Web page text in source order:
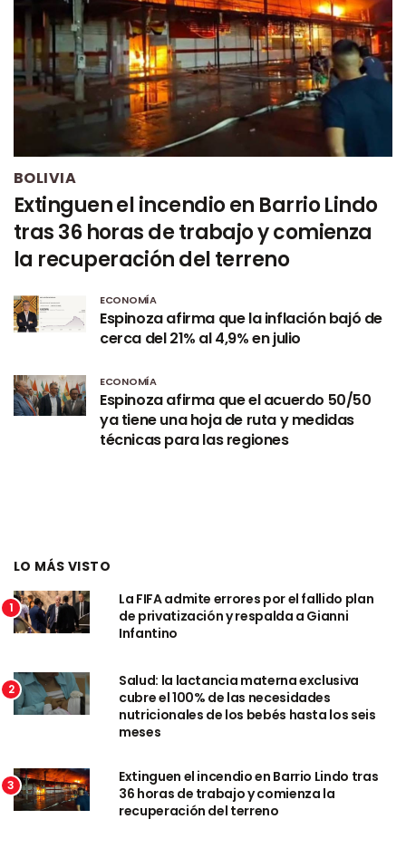
BOLIVIA
Extinguen el incendio en Barrio Lindo
tras 36 horas de trabajo y comienza
la recuperación del terreno
ECONOMÍA
Espinoza afirma que la inflación bajó de
cerca del 21% al 4,9% en julio
ECONOMÍA
Espinoza afirma que el acuerdo 50/50
ya tiene una hoja de ruta y medidas
técnicas para las regiones
LO MÁS VISTO
1
La FIFA admite errores por el fallido plan
de privatización y respalda a Gianni
Infantino
2
Salud: la lactancia materna exclusiva
cubre el 100% de las necesidades
nutricionales de los bebés hasta los seis
meses
3
Extinguen el incendio en Barrio Lindo tras
36 horas de trabajo y comienza la
recuperación del terreno